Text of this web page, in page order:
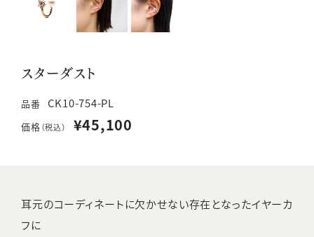
スターダスト
品番 CK10-754-PL
価格（税込） ¥45,100
耳元のコーディネートに欠かせない存在となったイヤーカ
フに